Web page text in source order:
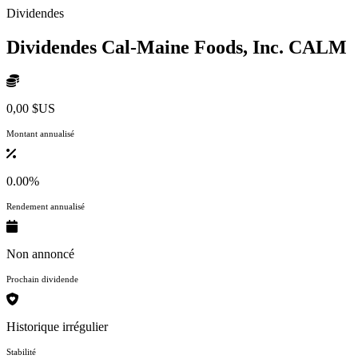
Dividendes
Dividendes Cal-Maine Foods, Inc. CALM
0,00 $US
Montant annualisé
0.00%
Rendement annualisé
Non annoncé
Prochain dividende
Historique irrégulier
Stabilité